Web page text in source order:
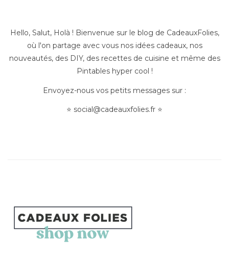
Hello, Salut, Holà ! Bienvenue sur le blog de CadeauxFolies,
où l'on partage avec vous nos idées cadeaux, nos
nouveautés, des DIY, des recettes de cuisine et même des
Pintables hyper cool !
Envoyez-nous vos petits messages sur :
⭐ social@cadeauxfolies.fr ⭐